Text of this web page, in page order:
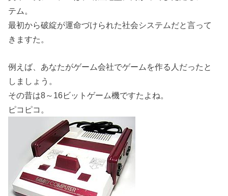
テム。
最初から破綻が運命づけられた社会システムだと言って
きますた。
例えば、あなたがゲーム会社でゲームを作る人だったと
しましょう。
その昔は8～16ビットゲーム機ですたよね。
ピコピコ。